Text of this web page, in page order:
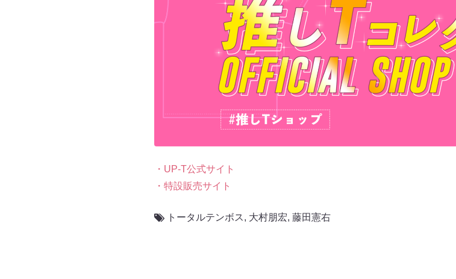
・UP-T公式サイト
・特設販売サイト
トータルテンボス, 大村朋宏, 藤田憲右